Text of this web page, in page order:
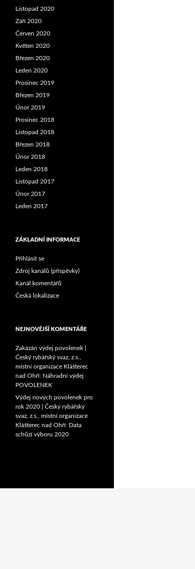
Listopad 2020
Září 2020
Červen 2020
Květen 2020
Březen 2020
Leden 2020
Prosinec 2019
Březen 2019
Únor 2019
Prosinec 2018
Listopad 2018
Březen 2018
Únor 2018
Leden 2018
Listopad 2017
Únor 2017
Leden 2017
ZÁKLADNÍ INFORMACE
Přihlásit se
Zdroj kanálů (příspěvky)
Kanál komentářů
Česká lokalizace
NEJNOVĚJŠÍ KOMENTÁŘE
Zakázán výdej povolenek |
Český rybářský svaz, z.s.,
místní organizace Klášterec
nad Ohří: Náhradní výdej
POVOLENEK
Výdej nových povolenek pro
rok 2020 | Český rybářský
svaz, z.s., místní organizace
Klášterec nad Ohří: Data
schůzí výboru 2020